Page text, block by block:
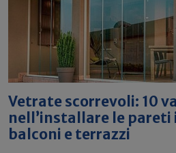
Vetrate scorrevoli: 10
nell’installare le pareti
balconi e terrazzi